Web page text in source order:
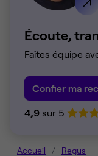
Écoute,
Faîtes équipe
Confier ma
4,9 sur 5
Accueil
Regus